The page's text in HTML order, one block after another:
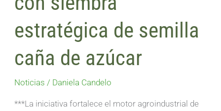
estratégica de semilla
caña de azúcar
Noticias / Daniela Candelo
***La iniciativa fortalece el motor agroindustrial de